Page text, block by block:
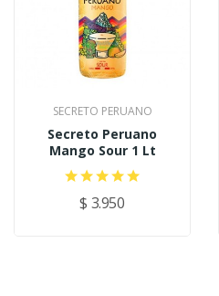
SECRETO PERUANO
Secreto Peruano
Mango Sour 1 Lt
$ 3.950